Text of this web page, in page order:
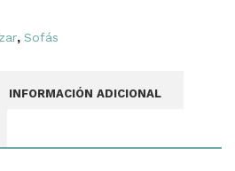
, Sofás
INFORMACIÓN ADICIONAL